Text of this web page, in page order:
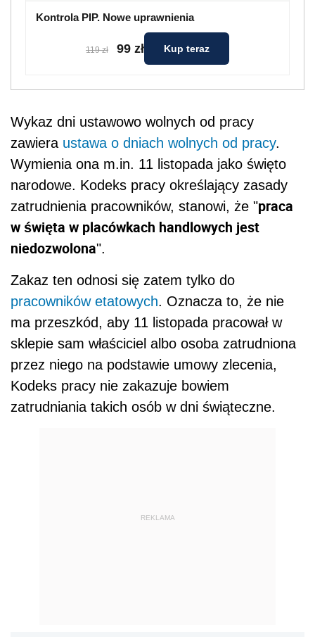
Kontrola PIP. Nowe uprawnienia
119 zł 99 zł Kup teraz
Wykaz dni ustawowo wolnych od pracy
zawiera ustawa o dniach wolnych od pracy.
Wymienia ona m.in. 11 listopada jako święto
narodowe. Kodeks pracy określający zasady
zatrudnienia pracowników, stanowi, że "praca
w święta w placówkach handlowych jest
niedozwolona".
Zakaz ten odnosi się zatem tylko do
pracowników etatowych. Oznacza to, że nie
ma przeszkód, aby 11 listopada pracował w
sklepie sam właściciel albo osoba zatrudniona
przez niego na podstawie umowy zlecenia,
Kodeks pracy nie zakazuje bowiem
zatrudniania takich osób w dni świąteczne.
REKLAMA